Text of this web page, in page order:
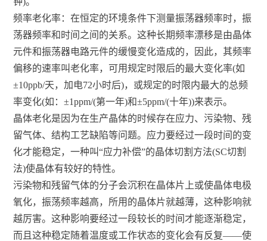
频率老化率：在恒定的环境条件下测量振荡器频率时，振
荡器频率和时间之间的关系。这种长期频率漂移是由晶体
元件和振荡器电路元件的缓慢变化造成的，因此，其频率
偏移的速率叫老化率，可用规定时限后的最大变化率(如
±10ppb/天，加电72小时后)，或规定的时限内最大的总频
率变化(如：±1ppm/(第一年)和±5ppm/(十年))来表示。
晶体老化是因为在生产晶体的时候存在应力、污染物、残
留气体、结构工艺缺陷等问题。应力要经过一段时间的变
化才能稳定，一种叫“应力补偿”的晶体切割方法(SC切割
法)使晶体有较好的特性。
污染物和残留气体的分子会沉积在晶体片上或使晶体电极
氧化，振荡频率越高，所用的晶体片就越薄，这种影响就
越厉害。这种影响要经过一段较长的时间才能逐渐稳定，
而且这种稳定随着温度或工作状态的变化会有反复——使